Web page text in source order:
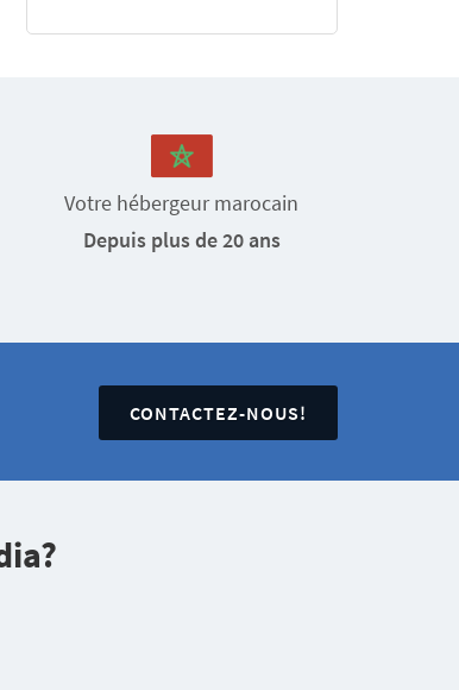
Votre hébergeur marocain
Depuis plus de 20 ans
CONTACTEZ-NOUS!